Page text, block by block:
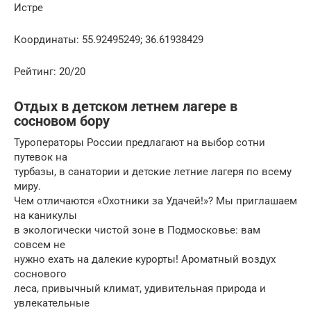
Истре
Координаты: 55.92495249; 36.61938429
Рейтинг: 20/20
Отдых в детском летнем лагере в
сосновом бору
Туроператоры России предлагают на выбор сотни
путевок на
турбазы, в санатории и детские летние лагеря по всему
миру.
Чем отличаются «Охотники за Удачей!»? Мы приглашаем
на каникулы
в экологически чистой зоне в Подмосковье: вам
совсем не
нужно ехать на далекие курорты! Ароматный воздух
соснового
леса, привычный климат, удивительная природа и
увлекательные